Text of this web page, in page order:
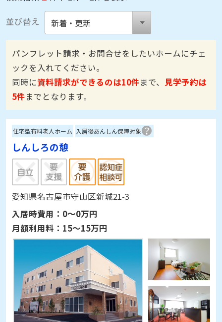
並び替え
パンフレット請求・お問合せをしたいホームにチェ
ックを入れてください。
同時に資料請求ができるのは10件まで、 見学予約は
5件までとなります。
住宅型有料老人ホーム 入居後あんしん保障対象
しんしろの憩
愛知県名古屋市守山区新城21-3
入居時費用： 0～0万円
月額利用料： 15～15万円